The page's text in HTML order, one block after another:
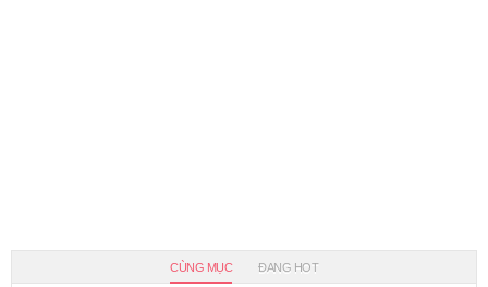
CÙNG MỤC ĐANG HOT